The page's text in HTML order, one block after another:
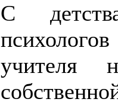
С
учителя